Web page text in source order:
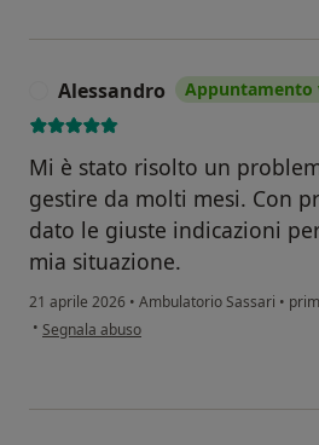
Alessandro Appuntamento
Mi è stato risolto un
gestire da molti mesi. Con
dato le giuste indicazioni
mia situazione.
21 aprile 2026 • Ambulatorio Sassari •
• secondo l'opinione dell'utente Alessandro
Segnala abuso